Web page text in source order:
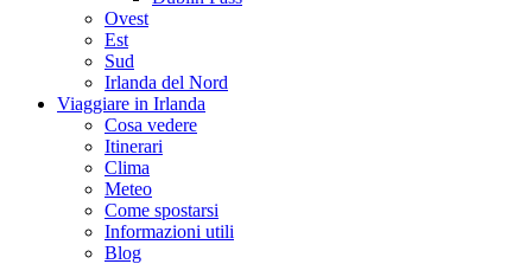
Ovest
Est
Sud
Irlanda del Nord
Viaggiare in Irlanda
Cosa vedere
Itinerari
Clima
Meteo
Come spostarsi
Informazioni utili
Blog